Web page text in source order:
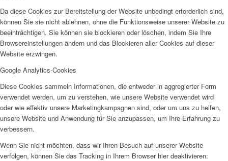
Kinderburg
Bedburg-Hau Mäuseburg
Da diese Cookies zur Bereitstellung der Website unbedingt erforderlich sind,
können Sie sie nicht ablehnen, ohne die Funktionsweise unserer Website zu
beeinträchtigen. Sie können sie blockieren oder löschen, indem Sie Ihre
Browsereinstellungen ändern und das Blockieren aller Cookies auf dieser
Website erzwingen.
Google Analytics-Cookies
Diese Cookies sammeln Informationen, die entweder in aggregierter Form
verwendet werden, um zu verstehen, wie unsere Website verwendet wird
oder wie effektiv unsere Marketingkampagnen sind, oder um uns zu helfen,
unsere Website und Anwendung für Sie anzupassen, um Ihre Erfahrung zu
verbessern.
Wenn Sie nicht möchten, dass wir Ihren Besuch auf unserer Website
verfolgen, können Sie das Tracking in Ihrem Browser hier deaktivieren: